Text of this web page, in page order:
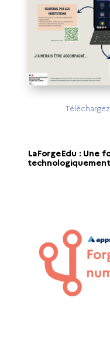
LaForgeEdu : Une